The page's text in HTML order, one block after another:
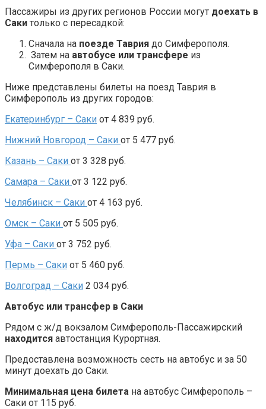
Пассажиры из других регионов России могут доехать в
Саки только с пересадкой:
Сначала на поезде Таврия до Симферополя.
Затем на автобусе или трансфере из
Симферополя в Саки.
Ниже представлены билеты на поезд Таврия в
Симферополь из других городов:
Екатеринбург – Саки от 4 839 руб.
Нижний Новгород – Саки от 5 477 руб.
Казань – Саки от 3 328 руб.
Самара – Саки от 3 122 руб.
Челябинск – Саки от 4 163 руб.
Омск – Саки от 5 505 руб.
Уфа – Саки от 3 752 руб.
Пермь – Саки от 5 460 руб.
Волгоград – Саки 2 034 руб.
Автобус или трансфер в Саки
Рядом с ж/д вокзалом Симферополь-Пассажирский
находится автостанция Курортная.
Предоставлена возможность сесть на автобус и за 50
минут доехать до Саки.
Минимальная цена билета на автобус Симферополь –
Саки от 115 руб.